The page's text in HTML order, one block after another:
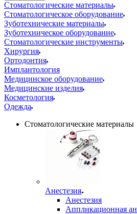
Стоматологические материалы
Стоматологическое оборудование
Зуботехнические материалы
Зуботехническое оборудование
Стоматологические инструменты
Хирургия
Ортодонтия
Имплантология
Медицинское оборудование
Медицинские изделия
Косметология
Одежда
Стоматологические материалы
Анестезия
Анестезия
Аппликационная